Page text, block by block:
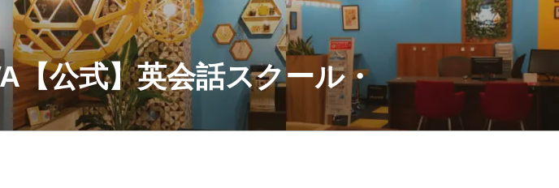
【公式】英会話スクール・